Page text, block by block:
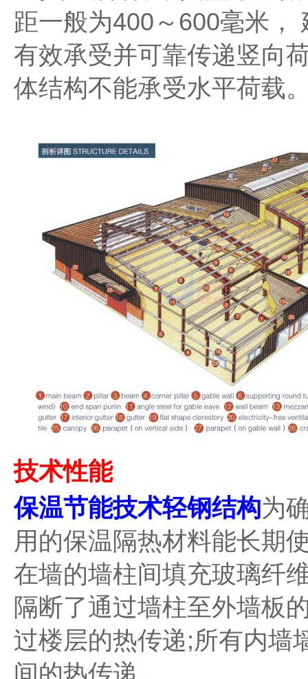
距一般为400～600毫米，
有效承受并可靠传递竖向
体结构不能承受水平荷载
技术性能
保温节能技术轻钢结构为
用的保温隔热材料能长期
在墙的墙柱间填充玻璃纤
隔断了通过墙柱至外墙板
过楼层的热传递;所有内墙
间的热传递。